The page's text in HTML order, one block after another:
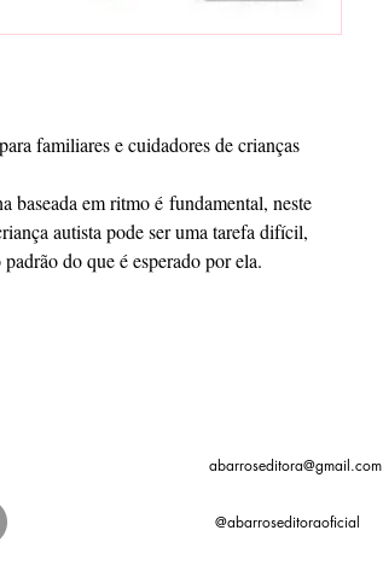
familiares e cuidadores de crianças
baseada em ritmo é fundamental, neste
autista pode ser uma tarefa difícil,
do que é esperado por ela.
abarroseditora@gmail.com
@abarroseditoraoficial